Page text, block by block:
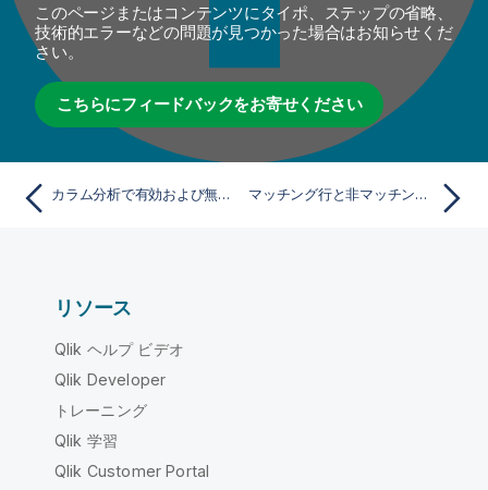
このページまたはコンテンツにタイポ、ステップの省略、
技術的エラーなどの問題が見つかった場合はお知らせくだ
さい。
こちらにフィードバックをお寄せください
カラム分析で有効および無効な行を取得 マッチング行と非マッチング行を再取得
リソース
Qlik ヘルプ ビデオ
Qlik Developer
トレーニング
Qlik 学習
Qlik Customer Portal